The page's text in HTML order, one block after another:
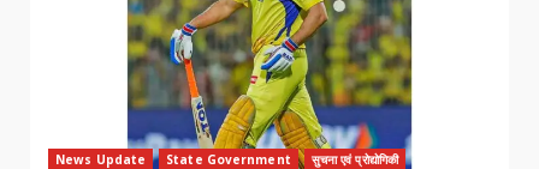
News Update State Government सुचना एवं प्रोद्योगिकी